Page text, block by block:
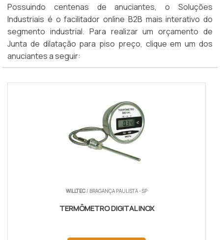
Possuindo centenas de anuciantes, o Soluções
Industriais é o facilitador online B2B mais interativo do
segmento industrial. Para realizar um orçamento de
Junta de dilatação para piso preço, clique em um dos
anuciantes a seguir:
WILLTEC/ BRAGANÇA PAULISTA - SP
TERMÔMETRO DIGITAL INOX